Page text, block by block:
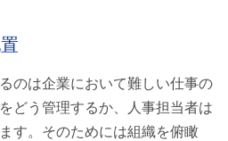
のは企業において難しい仕事の
どう管理するか、人事担当者は
す。そのためには組織を俯瞰